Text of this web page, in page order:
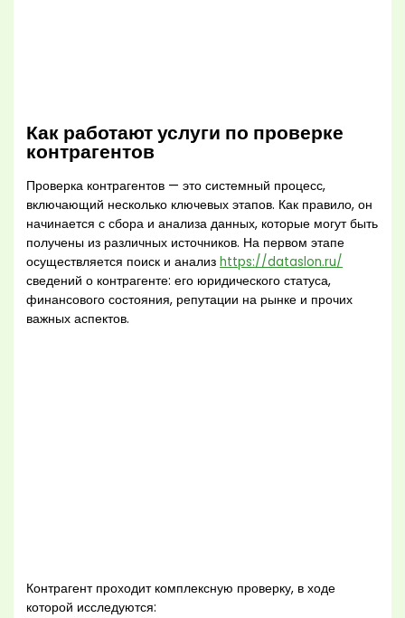
Как работают услуги по проверке
контрагентов
Проверка контрагентов — это системный процесс,
включающий несколько ключевых этапов. Как правило, он
начинается с сбора и анализа данных, которые могут быть
получены из различных источников. На первом этапе
осуществляется поиск и анализhttps://dataslon.ru/
сведений о контрагенте: его юридического статуса,
финансового состояния, репутации на рынке и прочих
важных аспектов.
Контрагент проходит комплексную проверку, в ходе
которой исследуются: